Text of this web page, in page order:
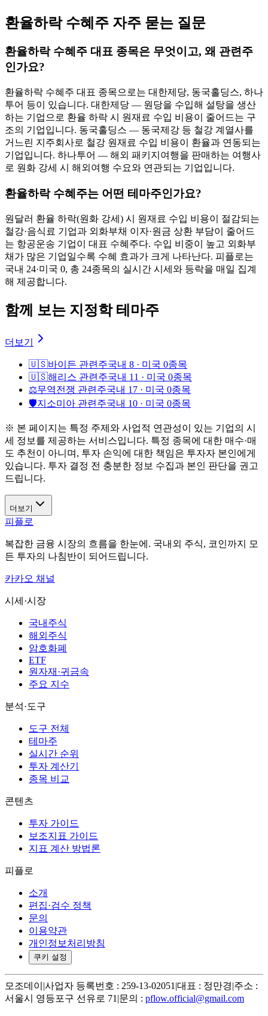
환율하락 수혜주 자주 묻는 질문
환율하락 수혜주 대표 종목은 무엇이고, 왜 관련주
인가요?
환율하락 수혜주 대표 종목으로는 대한제당, 동국홀딩스, 하나
투어 등이 있습니다. 대한제당 — 원당을 수입해 설탕을 생산
하는 기업으로 환율 하락 시 원재료 수입 비용이 줄어드는 구
조의 기업입니다. 동국홀딩스 — 동국제강 등 철강 계열사를
거느린 지주회사로 철강 원재료 수입 비용이 환율과 연동되는
기업입니다. 하나투어 — 해외 패키지여행을 판매하는 여행사
로 원화 강세 시 해외여행 수요와 연관되는 기업입니다.
환율하락 수혜주는 어떤 테마주인가요?
원달러 환율 하락(원화 강세) 시 원재료 수입 비용이 절감되는
철강·음식료 기업과 외화부채 이자·원금 상환 부담이 줄어드
는 항공운송 기업이 대표 수혜주다. 수입 비중이 높고 외화부
채가 많은 기업일수록 수혜 효과가 크게 나타난다. 피플로는
국내 24·미국 0, 총 24종목의 실시간 시세와 등락을 매일 집계
해 제공합니다.
함께 보는 지정학 테마주
더보기
🇺🇸바이든 관련주국내 8 · 미국 0종목
🇺🇸해리스 관련주국내 11 · 미국 0종목
⚖️무역전쟁 관련주국내 17 · 미국 0종목
🛡️지소미아 관련주국내 10 · 미국 0종목
※ 본 페이지는 특정 주제와 사업적 연관성이 있는 기업의 시
세 정보를 제공하는 서비스입니다. 특정 종목에 대한 매수·매
도 추천이 아니며, 투자 손익에 대한 책임은 투자자 본인에게
있습니다. 투자 결정 전 충분한 정보 수집과 본인 판단을 권고
드립니다.
더보기
피플로
복잡한 금융 시장의 흐름을 한눈에. 국내외 주식, 코인까지 모
든 투자의 나침반이 되어드립니다.
카카오 채널
시세·시장
국내주식
해외주식
암호화폐
ETF
원자재·귀금속
주요 지수
분석·도구
도구 전체
테마주
실시간 순위
투자 계산기
종목 비교
콘텐츠
투자 가이드
보조지표 가이드
지표 계산 방법론
피플로
소개
편집·검수 정책
문의
이용약관
개인정보처리방침
쿠키 설정
모조데이 |사업자 등록번호 : 259-13-02051|대표 : 정만경|주소 :
서울시 영등포구 선유로 71|문의 : pflow.official@gmail.com